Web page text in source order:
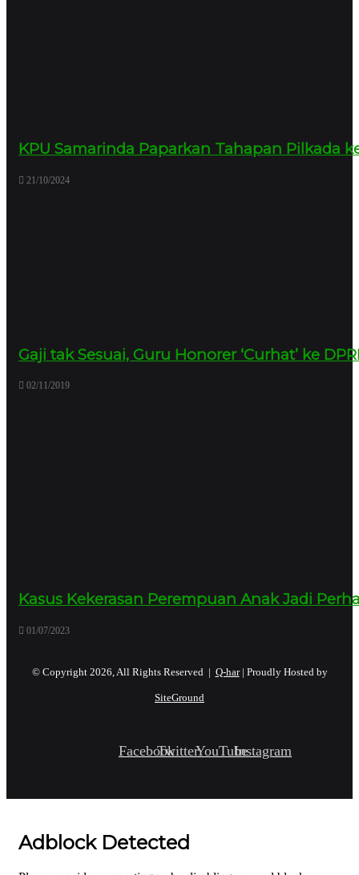
KPU Samarinda Paparkan Tahapan Pilkada
21/10/2024
Gaji tak Sesuai, Guru Honorer ‘Curhat’ ke
02/11/2019
Kasus Kekerasan Perempuan Anak Jadi
01/07/2023
© Copyright 2026, All Rights Reserved | Q-har| Proudly Hosted by
SiteGround
FacebookTwitterYouTubeInstagram
Adblock Detected